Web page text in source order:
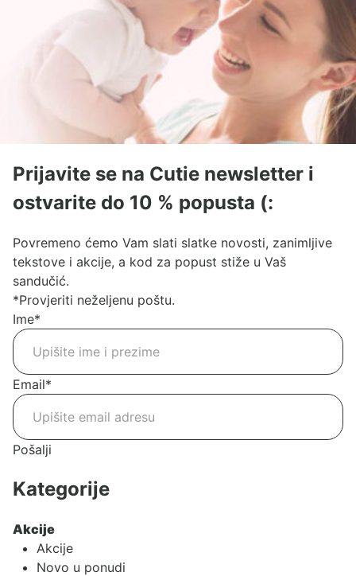
Prijavite se na Cutie newsletter i
ostvarite do 10 % popusta (:
Povremeno ćemo Vam slati slatke novosti, zanimljive
tekstove i akcije, a kod za popust stiže u Vaš
sandučić.
*Provjeriti neželjenu poštu.
Ime*
Email*
Pošalji
Kategorije
Akcije
Akcije
Novo u ponudi